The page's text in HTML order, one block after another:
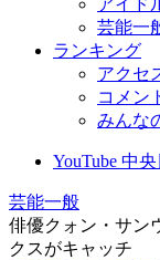
アイド
芸能一
ランキング
アクセ
コメン
みんな
YouTube 中
芸能一般
俳優クォン・サン
クスがキャッチ